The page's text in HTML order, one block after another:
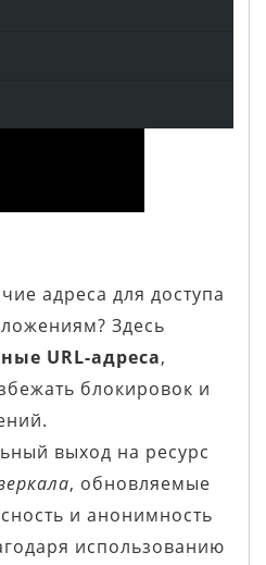
адреса для доступа
Здесь
URL-адреса,
блокировок и
выход на ресурс
, обновляемые
и анонимность
использованию